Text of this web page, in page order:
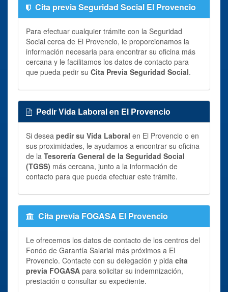
Cita previa Seguridad Social El Provencio
Para efectuar cualquier trámite con la Seguridad
Social cerca de El Provencio, le proporcionamos la
información necesaria para encontrar su oficina más
cercana y le facilitamos los datos de contacto para
que pueda pedir su Cita Previa Seguridad Social.
Pedir Vida Laboral en El Provencio
Si desea pedir su Vida Laboral en El Provencio o en
sus proximidades, le ayudamos a encontrar su oficina
de la Tesorería General de la Seguridad Social
(TGSS) más cercana, junto a la información de
contacto para que pueda efectuar este trámite.
Cita previa FOGASA El Provencio
Le ofrecemos los datos de contacto de los centros del
Fondo de Garantía Salarial más próximos a El
Provencio. Contacte con su delegación y pida cita
previa FOGASA para solicitar su indemnización,
prestación o consultar su expediente.